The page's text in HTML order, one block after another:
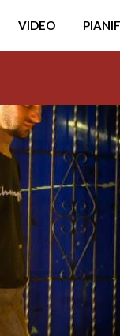
VIDEO